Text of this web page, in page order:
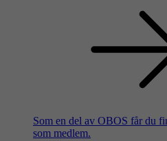
Som en del av OBOS får du
som medlem.